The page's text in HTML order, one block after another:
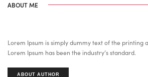
ABOUT ME
Lorem Ipsum is simply dummy text of the printing
Lorem Ipsum has been the industry’s standard.
ABOUT AUTHOR